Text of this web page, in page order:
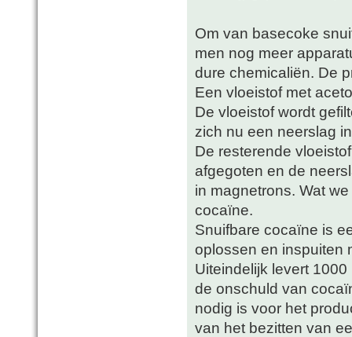
Om van basecoke
men nog meer
dure chemicaliën. De
Een vloeistof met
De vloeistof wordt
zich nu een neerslag
De resterende
afgegoten en de
in magnetrons. Wat
cocaïne.
Snuifbare cocaïne is
oplossen en inspuiten
Uiteindelijk levert
de onschuld van
nodig is voor het
van het bezitten van